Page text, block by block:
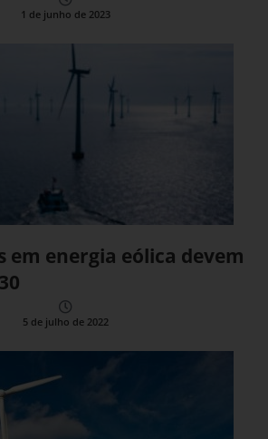
1 de junho de 2023
em energia eólica devem
5 de julho de 2022